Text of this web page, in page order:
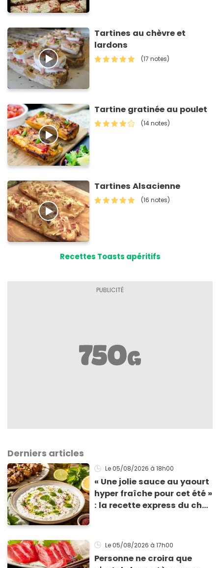
Tartines au chèvre et
lardons
(17 notes)
Tartine gratinée au poulet
(14 notes)
Tartines Alsacienne
(16 notes)
Recettes Toasts apéritifs
Derniers articles
Le 05/08/2026 à 18h00
« Une jolie sauce au yaourt
hyper fraîche pour cet été »
: la recette express du chef
grillades
Le 05/08/2026 à 17h00
Personne ne croira que